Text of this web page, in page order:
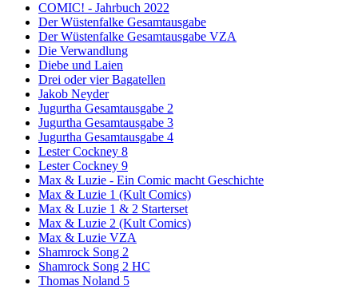
COMIC! - Jahrbuch 2022
Der Wüstenfalke Gesamtausgabe
Der Wüstenfalke Gesamtausgabe VZA
Die Verwandlung
Diebe und Laien
Drei oder vier Bagatellen
Jakob Neyder
Jugurtha Gesamtausgabe 2
Jugurtha Gesamtausgabe 3
Jugurtha Gesamtausgabe 4
Lester Cockney 8
Lester Cockney 9
Max & Luzie - Ein Comic macht Geschichte
Max & Luzie 1 (Kult Comics)
Max & Luzie 1 & 2 Starterset
Max & Luzie 2 (Kult Comics)
Max & Luzie VZA
Shamrock Song 2
Shamrock Song 2 HC
Thomas Noland 5